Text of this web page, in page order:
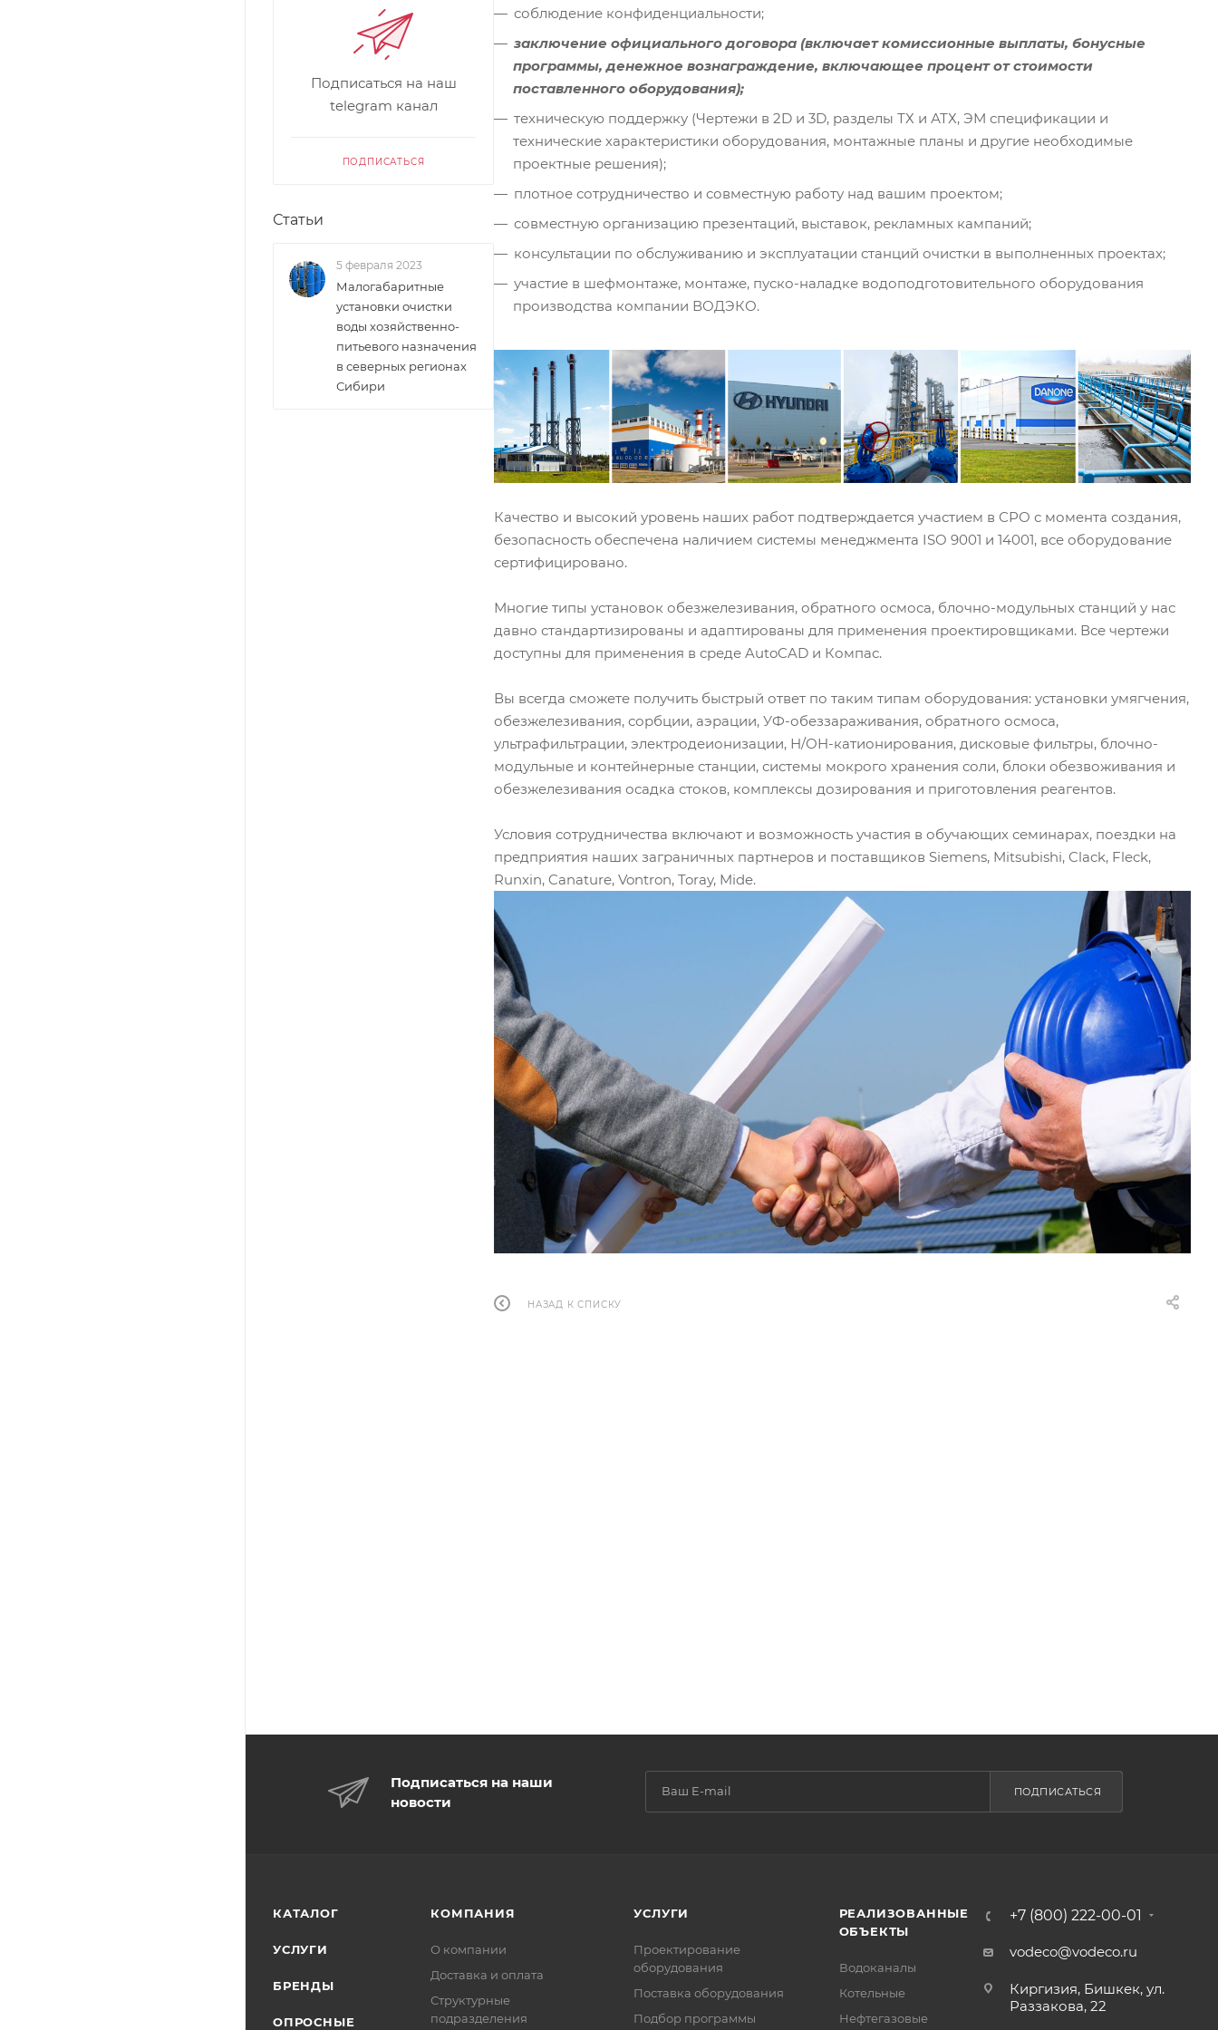
соблюдение конфиденциальности;
заключение официального договора (включает комиссионные выплаты, бонусные
программы, денежное вознаграждение, включающее процент от стоимости
поставленного оборудования);
техническую поддержку (Чертежи в 2D и 3D, разделы ТХ и АТХ, ЭМ спецификации и
технические характеристики оборудования, монтажные планы и другие необходимые
проектные решения);
плотное сотрудничество и совместную работу над вашим проектом;
совместную организацию презентаций, выставок, рекламных кампаний;
консультации по обслуживанию и эксплуатации станций очистки в выполненных проектах;
участие в шефмонтаже, монтаже, пуско-наладке водоподготовительного оборудования
производства компании ВОДЭКО.
Качество и высокий уровень наших работ подтверждается участием в СРО с момента создания,
безопасность обеспечена наличием системы менеджмента ISO 9001 и 14001, все оборудование
сертифицировано.
Многие типы установок обезжелезивания, обратного осмоса, блочно-модульных станций у нас
давно стандартизированы и адаптированы для применения проектировщиками. Все чертежи
доступны для применения в среде AutoCAD и Компас.
Вы всегда сможете получить быстрый ответ по таким типам оборудования: установки умягчения,
обезжелезивания, сорбции, аэрации, УФ-обеззараживания, обратного осмоса,
ультрафильтрации, электродеионизации, Н/ОН-катионирования, дисковые фильтры, блочно-
модульные и контейнерные станции, системы мокрого хранения соли, блоки обезвоживания и
обезжелезивания осадка стоков, комплексы дозирования и приготовления реагентов.
Условия сотрудничества включают и возможность участия в обучающих семинарах, поездки на
предприятия наших заграничных партнеров и поставщиков Siemens, Mitsubishi, Clack, Fleck,
Runxin, Canature, Vontron, Toray, Mide.
НАЗАД К СПИСКУ
Подписаться на наш
telegram канал
ПОДПИСАТЬСЯ
Статьи
5 февраля 2023
Малогабаритные
установки очистки
воды хозяйственно-
питьевого назначения
в северных регионах
Сибири
Подписаться на наши
новости
ПОДПИСАТЬСЯ
КАТАЛОГ
УСЛУГИ
БРЕНДЫ
ОПРОСНЫЕ
КОМПАНИЯ
О компании
Доставка и оплата
Структурные
подразделения
УСЛУГИ
Проектирование
оборудования
Поставка оборудования
Подбор программы
РЕАЛИЗОВАННЫЕ
ОБЪЕКТЫ
Водоканалы
Котельные
Нефтегазовые
+7 (800) 222-00-01
vodeco@vodeco.ru
Киргизия, Бишкек, ул.
Раззакова, 22